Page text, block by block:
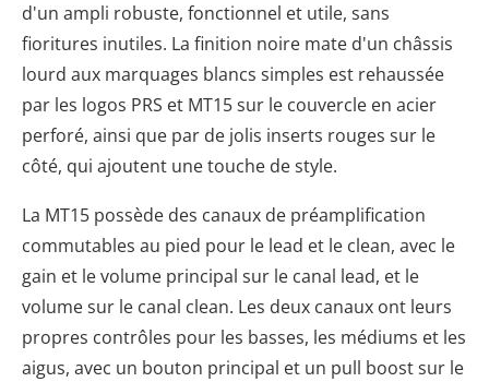
d'un ampli robuste, fonctionnel et utile, sans
fioritures inutiles. La finition noire mate d'un châssis
lourd aux marquages blancs simples est rehaussée
par les logos PRS et MT15 sur le couvercle en acier
perforé, ainsi que par de jolis inserts rouges sur le
côté, qui ajoutent une touche de style.
La MT15 possède des canaux de préamplification
commutables au pied pour le lead et le clean, avec le
gain et le volume principal sur le canal lead, et le
volume sur le canal clean. Les deux canaux ont leurs
propres contrôles pour les basses, les médiums et les
aigus, avec un bouton principal et un pull boost sur le